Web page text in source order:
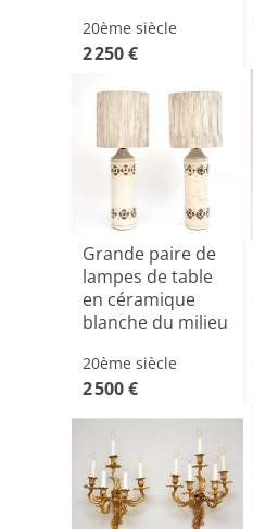
20ème siècle
2 250 €
Grande paire de
lampes de table
en céramique
blanche du milieu
20ème siècle
2 500 €